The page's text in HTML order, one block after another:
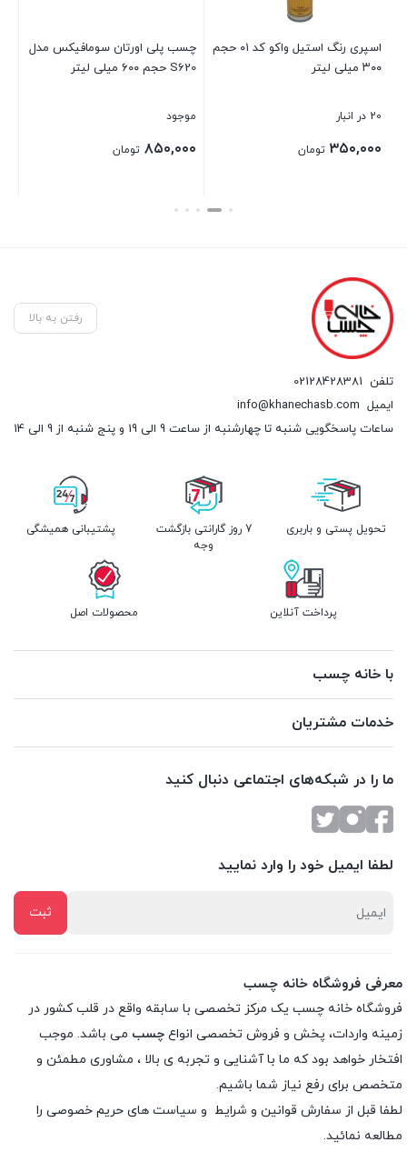
Price
اسپری رنگ استیل واکو کد ۰۱ حجم
۳۰۰ میلی لیتر
20 در انبار
۳۵۰,۰۰۰ تومان
چسب پلی اورتان سومافیکس مدل
S620 حجم ۶۰۰ میلی لیتر
موجود
۸۵۰,۰۰۰ تومان
بستن
رفتن به بالا
تلفن 02128428381
ایمیل info@khanechasb.com
ساعات پاسخگویی شنبه تا چهارشنبه از ساعت 9 الی 19 و پنج شنبه از 9 الی 14
تحویل پستی و باربری
7 روز گارانتی بازگشت
وجه
پشتیبانی همیشگی
پرداخت آنلاین محصولات اصل
با خانه چسب
خدمات مشتریان
ما را در شبکه‌های اجتماعی دنبال کنید
لطفا ایمیل خود را وارد نمایید
معرفی فروشگاه خانه چسب
فروشگاه خانه چسب یک مرکز تخصصی با سابقه واقع در قلب کشور در
زمینه واردات، پخش و فروش تخصصی انواع چسب می باشد. موجب
افتخار خواهد بود که ما با آشنایی و تجربه ی بالا ، مشاوری مطمئن و
متخصص برای رفع نیاز شما باشیم.
لطفا قبل از سفارش قوانین و شرایط و سیاست های حریم خصوصی را
مطالعه نمائید.